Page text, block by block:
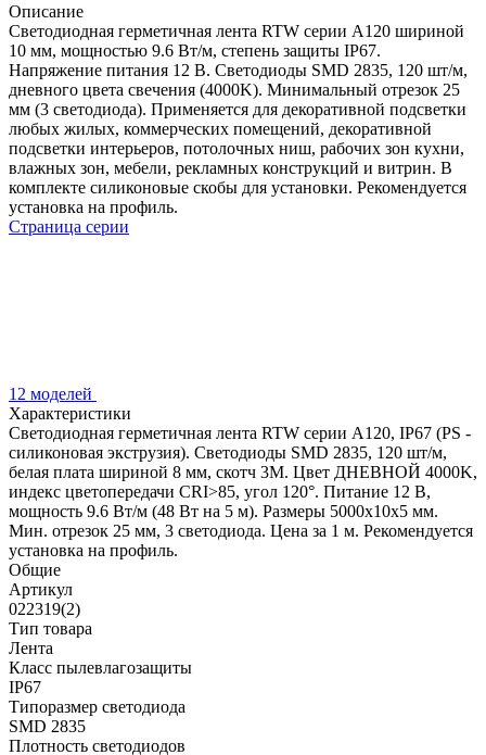
Описание
Светодиодная герметичная лента RTW серии A120 шириной
10 мм, мощностью 9.6 Вт/м, степень защиты IP67.
Напряжение питания 12 В. Светодиоды SMD 2835, 120 шт/м,
дневного цвета свечения (4000K). Минимальный отрезок 25
мм (3 светодиода). Применяется для декоративной подсветки
любых жилых, коммерческих помещений, декоративной
подсветки интерьеров, потолочных ниш, рабочих зон кухни,
влажных зон, мебели, рекламных конструкций и витрин. В
комплекте силиконовые скобы для установки. Рекомендуется
установка на профиль.
Страница серии
12 моделей
Характеристики
Светодиодная герметичная лента RTW серии A120, IP67 (PS -
силиконовая экструзия). Светодиоды SMD 2835, 120 шт/м,
белая плата шириной 8 мм, скотч 3M. Цвет ДНЕВНОЙ 4000K,
индекс цветопередачи CRI>85, угол 120°. Питание 12 В,
мощность 9.6 Вт/м (48 Вт на 5 м). Размеры 5000x10x5 мм.
Мин. отрезок 25 мм, 3 светодиода. Цена за 1 м. Рекомендуется
установка на профиль.
Общие
Артикул
022319(2)
Тип товара
Лента
Класс пылевлагозащиты
IP67
Типоразмер светодиода
SMD 2835
Плотность светодиодов